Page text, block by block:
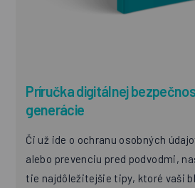
Príručka digitálnej
generácie
Či už ide o ochranu osobných
alebo prevenciu pred podvodmi,
tie najdôležitejšie tipy, ktoré vaši